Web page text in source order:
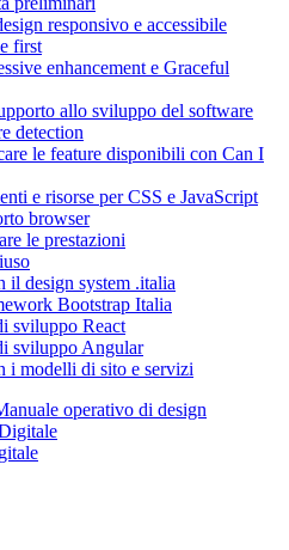
responsivo e accessibile
first
enhancement e Graceful
allo sviluppo del software
detection
le feature disponibili con Can I
e risorse per CSS e JavaScript
browser
le prestazioni
il design system .italia
Bootstrap Italia
sviluppo React
sviluppo Angular
i modelli di sito e servizi
operativo di design